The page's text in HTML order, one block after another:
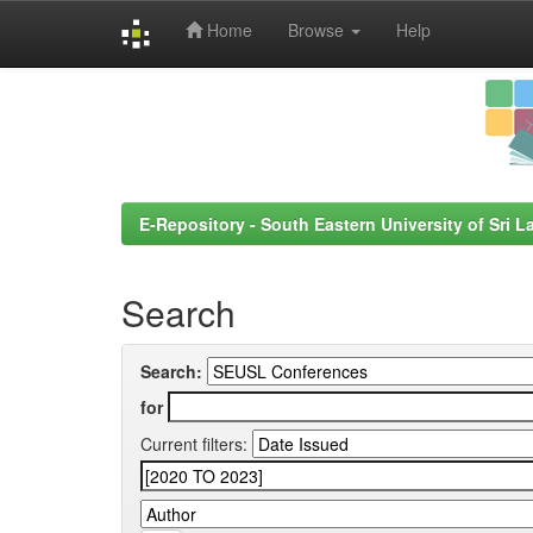
Home Browse Help
E-Repository - South Eastern University of Sri
Search
Search:
for
Current filters: